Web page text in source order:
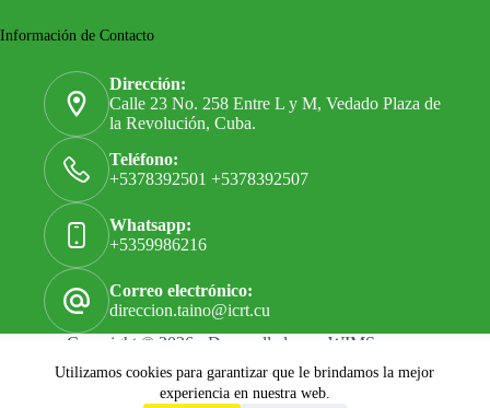
Utilizamos cookies para garantizar que le brindamos la mejor
experiencia en nuestra web.
Información de Contacto
Dirección:
Calle 23 No. 258 Entre L y M, Vedado Plaza de
la Revolución, Cuba.
Teléfono:
+5378392501 +5378392507
Whatsapp:
+5359986216
Correo electrónico:
direccion.taino@icrt.cu
Copyright © 2026 - Desarrollado por WIMS
Términos y Servicios|Política de Privacidad